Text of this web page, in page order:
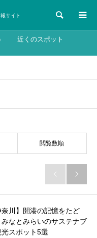
サイト 検索
近くのスポット
閲覧数順
 
奈川】開港の記憶をたど
みなとみらいのサステナブ
光スポット5選